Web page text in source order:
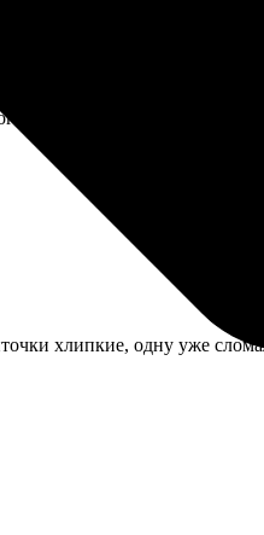
формата подошло.
хлипкие, одну уже